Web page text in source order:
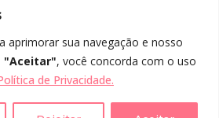
receber comunicações.
dados, eu concordo com a
para oferecer melhor
em nosso site e
aprimorar sua navegação e nosso
"Aceitar", você concorda com o uso
de Privacidade.
os direitos reservados.